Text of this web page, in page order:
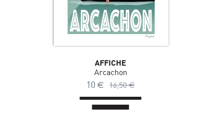
AFFICHE
Arcachon
10 € 16,50€